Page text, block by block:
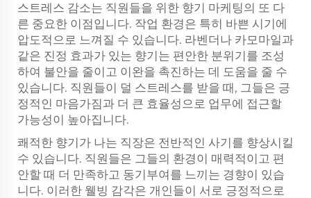
스트레스 감소는 직원들을 위한 향기 마케팅의 또 다
른 중요한 이점입니다. 작업 환경은 특히 바쁜 시기에
압도적으로 느껴질 수 있습니다. 라벤더나 카모마일과
같은 진정 효과가 있는 향기는 편안한 분위기를 조성
하여 불안을 줄이고 이완을 촉진하는 데 도움을 줄 수
있습니다. 직원들이 덜 스트레스를 받을 때, 그들은 긍
정적인 마음가짐과 더 큰 효율성으로 업무에 접근할
가능성이 높아집니다.
쾌적한 향기가 나는 직장은 전반적인 사기를 향상시킬
수 있습니다. 직원들은 그들의 환경이 매력적이고 편
안할 때 더 만족하고 동기부여를 느끼는 경향이 있습
니다. 이러한 웰빙 감각은 개인들이 서로 긍정적으로